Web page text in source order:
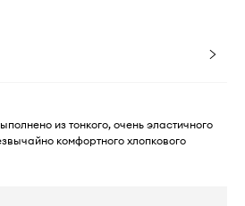
из тонкого, очень эластичного
комфортного хлопкового